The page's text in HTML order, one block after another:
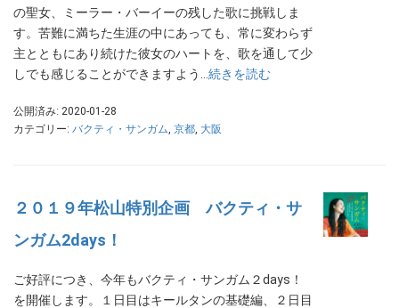
の聖女、ミーラー・バーイーの残した歌に挑戦しま
す。苦難に満ちた生涯の中にあっても、常に変わらず
主とともにあり続けた彼女のハートを、歌を通して少
しでも感じることができますよう… 続きを読む
公開済み: 2020-01-28
カテゴリー: バクティ・サンガム, 京都, 大阪
２０１９年松山特別企画 バクティ・サ
ンガム2days！
ご好評につき、今年もバクティ・サンガム２days！
を開催します。１日目はキールタンの基礎編、２日目